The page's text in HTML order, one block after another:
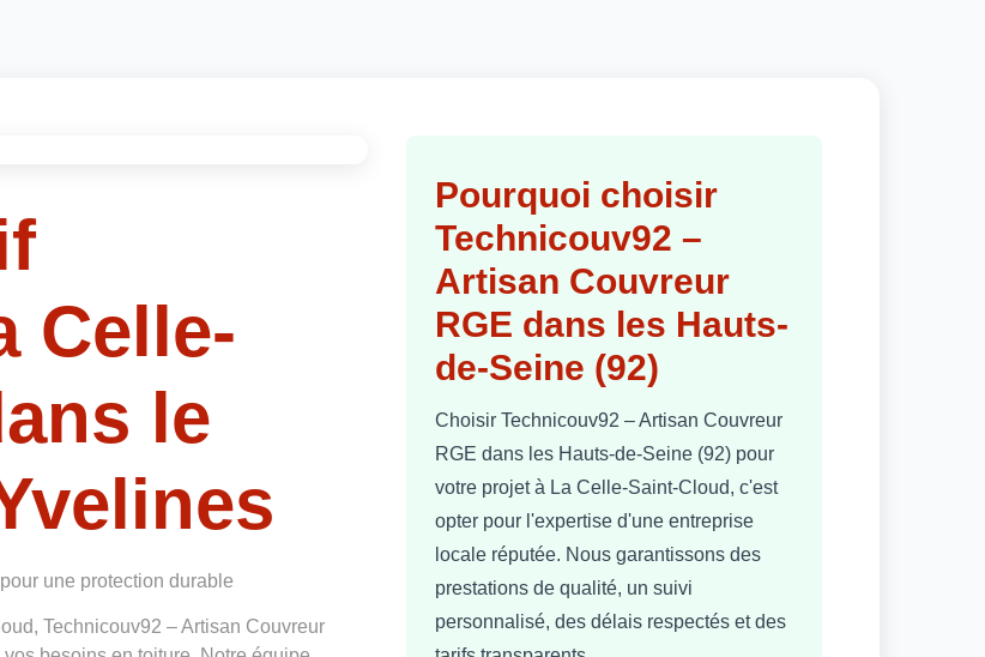
Celle-
le
une protection durable
Technicouv92 – Artisan Couvreur
Pourquoi choisir
Technicouv92 –
Artisan Couvreur
RGE dans les Hauts-
de-Seine (92)
Choisir Technicouv92 – Artisan Couvreur
RGE dans les Hauts-de-Seine (92) pour
votre projet à La Celle-Saint-Cloud, c'est
opter pour l'expertise d'une entreprise
locale réputée. Nous garantissons des
prestations de qualité, un suivi
personnalisé, des délais respectés et des